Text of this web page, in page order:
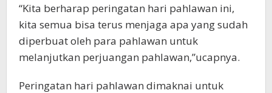
“Kita berharap peringatan hari pahlawan ini,
kita semua bisa terus menjaga apa yang sudah
diperbuat oleh para pahlawan untuk
melanjutkan perjuangan pahlawan,”ucapnya.
Peringatan hari pahlawan dimaknai untuk